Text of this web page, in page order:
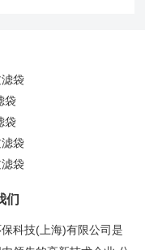
袋
袋
袋
袋
袋
们
科技(上海)有限公司是